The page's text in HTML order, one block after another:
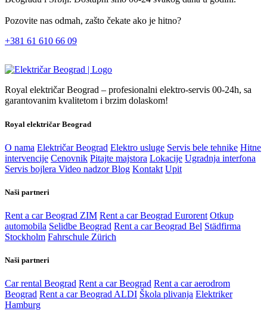
Pozovite nas odmah, zašto čekate ako je hitno?
+381 61 610 66 09
Royal električar Beograd – profesionalni elektro-servis 00-24h, sa
garantovanim kvalitetom i brzim dolaskom!
Royal električar Beograd
O nama Električar Beograd Elektro usluge Servis bele tehnike Hitne
intervencije Cenovnik Pitajte majstora Lokacije Ugradnja interfona
Servis bojlera Video nadzorBlog Kontakt Upit
Naši partneri
Rent a car Beograd ZIM Rent a car Beograd Eurorent Otkup
automobila Selidbe Beograd Rent a car Beograd Bel Städfirma
Stockholm Fahrschule Zürich
Naši partneri
Car rental Beograd Rent a car Beograd Rent a car aerodrom
Beograd Rent a car Beograd ALDI Škola plivanja Elektriker
Hamburg